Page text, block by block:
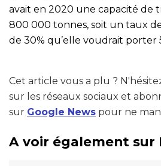
avait en 2020 une capacité de
800 000 tonnes, soit un taux
de 30% qu’elle voudrait porter
Cet article vous a plu ?
sur les réseaux sociaux et
sur Google News pour ne
A voir également sur